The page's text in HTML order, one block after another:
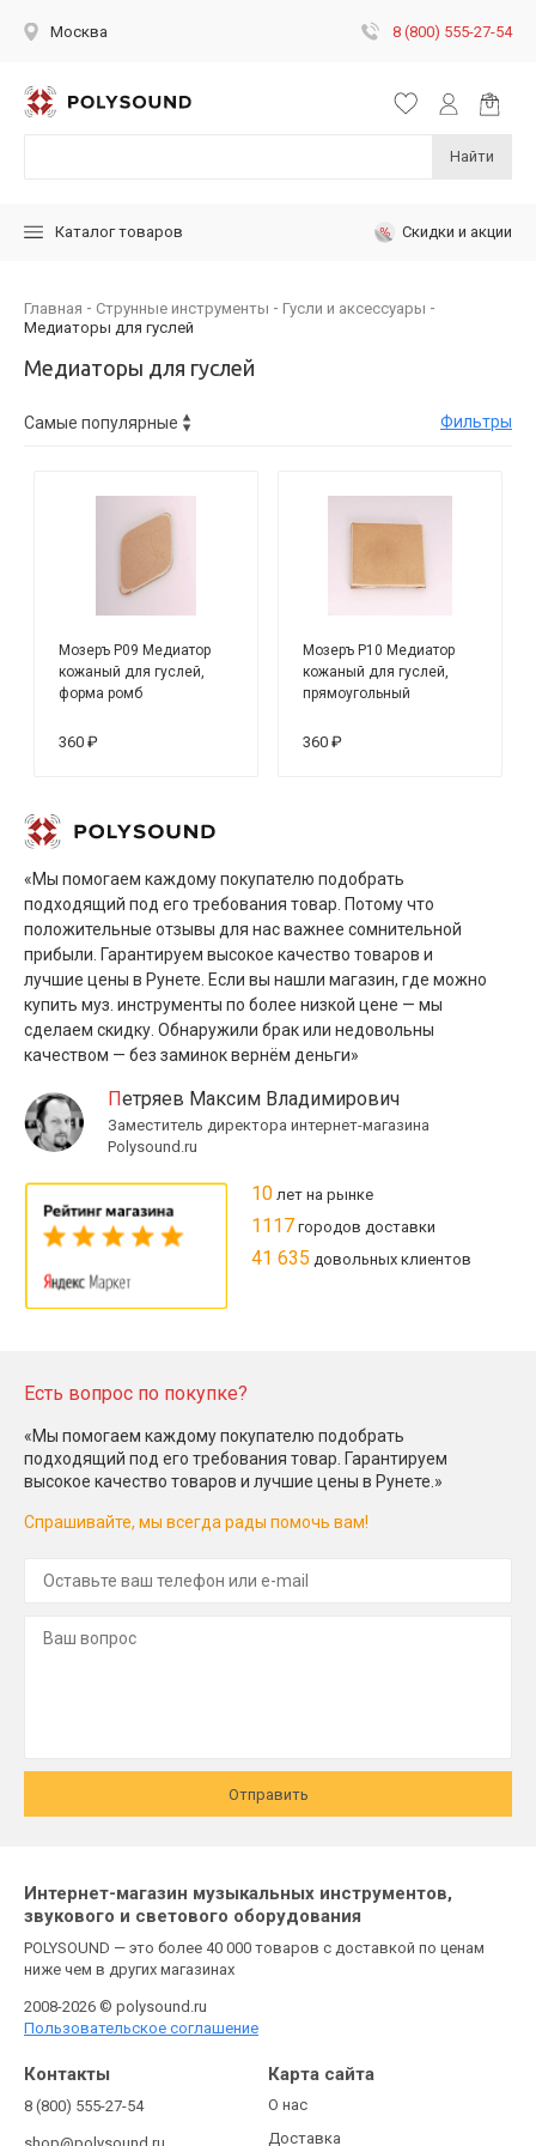
Москва 8 (800) 555-27-54
Найти
Каталог товаров Скидки и акции
Главная Струнные инструменты
Гусли и аксессуары
Медиаторы для гуслей
Медиаторы для гуслей
Фильтры
Мозеръ P09 Медиатор
кожаный для гуслей,
форма ромб
360 ₽
Мозеръ P10 Медиатор
кожаный для гуслей,
прямоугольный
360 ₽
«Мы помогаем каждому покупателю подобрать
подходящий под его требования товар. Потому что
положительные отзывы для нас важнее сомнительной
прибыли. Гарантируем высокое качество товаров и
лучшие цены в Рунете. Если вы нашли магазин, где можно
купить муз. инструменты по более низкой цене — мы
сделаем скидку. Обнаружили брак или недовольны
качеством — без заминок вернём деньги»
Петряев Максим Владимирович
Заместитель директора интернет-магазина
Polysound.ru
10 лет на рынке
1117 городов доставки
41 635 довольных клиентов
Есть вопрос по покупке?
«Мы помогаем каждому покупателю подобрать
подходящий под его требования товар. Гарантируем
высокое качество товаров и лучшие цены в Рунете.»
Спрашивайте, мы всегда рады помочь вам!
Отправить
Интернет-магазин музыкальных инструментов,
звукового и светового оборудования
POLYSOUND — это более 40 000 товаров с доставкой по ценам
ниже чем в других магазинах
2008-2026 © polysound.ru
Пользовательское соглашение
Контакты
8 (800) 555-27-54
Карта сайта
О нас
Доставка